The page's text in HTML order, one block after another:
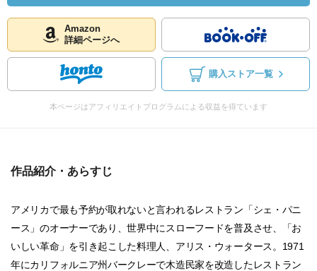
Amazon
詳細ページへ
購入ストア一覧
本ページはアフィリエイトプログラムによる収益を得ています
作品紹介・あらすじ
アメリカで最も予約が取れないと言われるレストラン「シェ・パニ
ース」のオーナーであり、世界中にスローフードを普及させ、「お
いしい革命」を引き起こした料理人、アリス・ウォータース。1971
年にカリフォルニア州バークレーで木造民家を改造したレストラン